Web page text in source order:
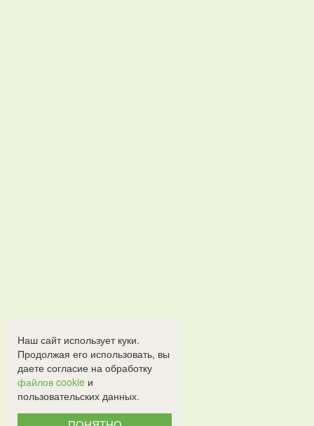
Наш сайт использует куки.
Продолжая его использовать, вы
даете согласие на обработку
файлов cookie и
пользовательских данных.